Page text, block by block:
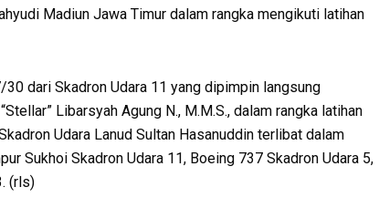
Madiun Jawa Timur dalam rangka mengikuti latihan
dari Skadron Udara 11 yang dipimpin langsung
Libarsyah Agung N., M.M.S., dalam rangka latihan
Udara Lanud Sultan Hasanuddin terlibat dalam
Sukhoi Skadron Udara 11, Boeing 737 Skadron Udara 5,
(rls)